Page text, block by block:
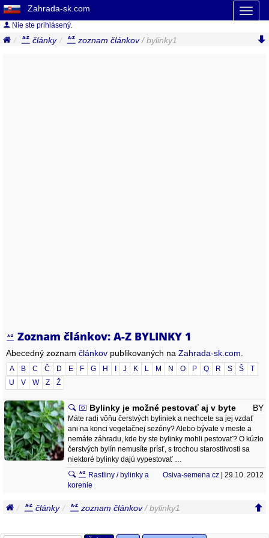
Zahrada-sk.com
Nie ste prihlásený.
články zoznam článkov/ bylinky1
Zoznam článkov: A-Z BYLINKY 1
Abecedný zoznam článkov publikovaných na Zahrada-sk.com
A B C Č D E F G H J K L M N O P Q R S Š
T
U
V W Z Ž
Bylinky je možné pestovať aj v byte BY
Máte radi vôňu čerstvých byliniek a nechcete sa jej vzdať
ani na konci vegetačnej sezóny? Alebo bývate v meste a
nemáte záhradu, kde by ste bylinky mohli pestovať? O kúzlo
čerstvých bylín nemusíte prísť, s trochou starostlivosti sa
niektoré bylinky dajú vypestovať …
Osiva-semena.cz | 29.10. 2012
Rastliny / bylinky a
korenie
články zoznam článkov/ bylinky1